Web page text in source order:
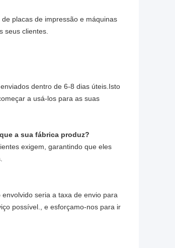
placas de impressão e máquinas
seus clientes.
dentro de 6-8 dias úteis.Isto
a usá-los para as suas
a sua fábrica produz?
exigem, garantindo que eles
seria a taxa de envio para
possível., e esforçamo-nos para ir